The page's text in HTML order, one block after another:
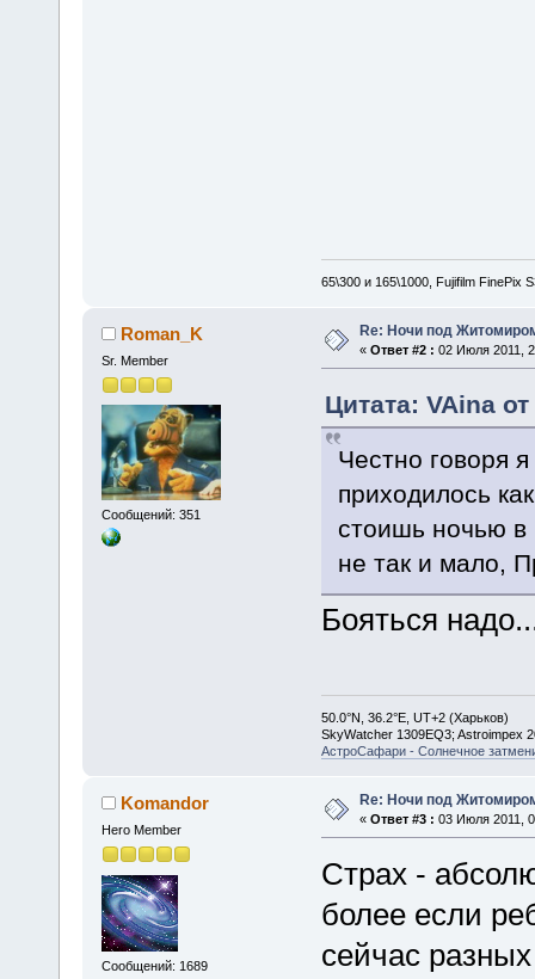
65\300 и 165\1000, Fujifilm FinePix
Roman_K
Sr. Member
Сообщений: 351
Re: Ночи под
« Ответ #2 : 02 Июля 2011,
Цитата: VAina
Честно говоря
приходилось
стоишь ночью в
не так и мало,
Бояться
50.0°N, 36.2°E, UT+2 (Харьков)
SkyWatcher 1309EQ3; Astroimpex
АстроСафари - Солнечное
Komandor
Hero Member
Сообщений: 1689
Re: Ночи под
« Ответ #3 : 03 Июля 2011,
Страх -
более если
сейчас